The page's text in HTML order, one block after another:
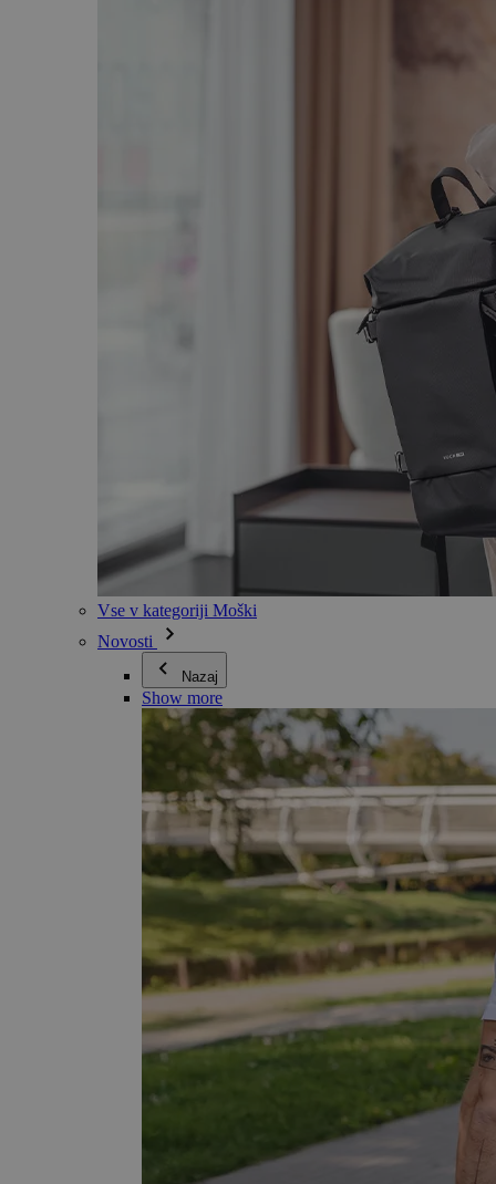
Vse v kategoriji Moški
Novosti
Nazaj
Show more